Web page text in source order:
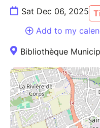
Sat Dec 06, 2025
Add to my
Bibliothèque